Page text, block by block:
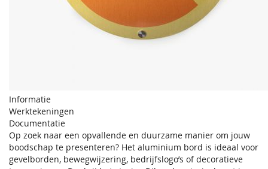
Informatie
Werktekeningen
Documentatie
Op zoek naar een opvallende en duurzame manier om jouw
boodschap te presenteren? Het aluminium bord is ideaal voor
gevelborden, bewegwijzering, bedrijfslogo’s of decoratieve